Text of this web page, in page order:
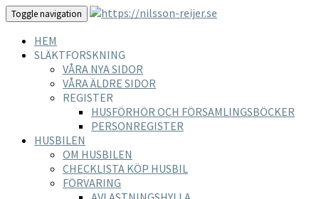
Toggle navigation
HEM
SLÄKTFORSKNING
VÅRA NYA SIDOR
VÅRA ÄLDRE SIDOR
REGISTER
HUSFÖRHÖR OCH FÖRSAMLINGSBÖCKER
PERSONREGISTER
HUSBILEN
OM HUSBILEN
CHECKLISTA KÖP HUSBIL
FÖRVARING